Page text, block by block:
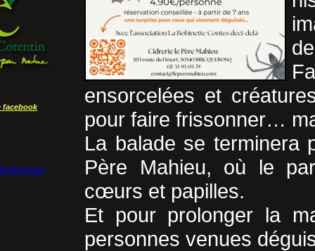
facebook
ensorcelées et
pour faire frissonner…
La balade se terminera
Père Mahieu, où le
cœurs et papilles.
Et pour prolonger la
personnes venues